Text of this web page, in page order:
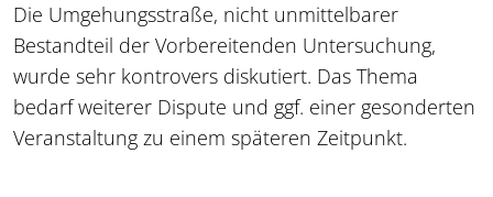
Die Umgehungsstraße, nicht unmittelbarer
Bestandteil der Vorbereitenden Untersuchung,
wurde sehr kontrovers diskutiert. Das Thema
bedarf weiterer Dispute und ggf. einer gesonderten
Veranstaltung zu einem späteren Zeitpunkt.